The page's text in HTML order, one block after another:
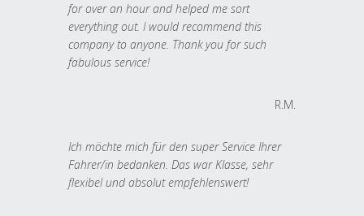
for over an hour and helped me sort
everything out. I would recommend this
company to anyone. Thank you for such
fabulous service!
R.M.
Ich möchte mich für den super Service Ihrer
Fahrer/in bedanken. Das war Klasse, sehr
flexibel und absolut empfehlenswert!